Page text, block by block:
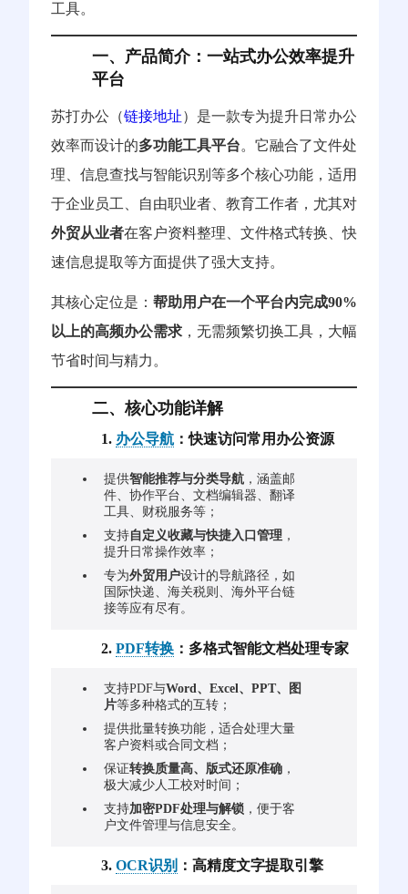
工具。
一、产品简介：一站式办公效率提升
平台
苏打办公（链接地址）是一款专为提升日常办公
效率而设计的多功能工具平台。它融合了文件处
理、信息查找与智能识别等多个核心功能，适用
于企业员工、自由职业者、教育工作者，尤其对
外贸从业者在客户资料整理、文件格式转换、快
速信息提取等方面提供了强大支持。
其核心定位是： 帮助用户在一个平台内完成90%
以上的高频办公需求 ，无需频繁切换工具，大幅
节省时间与精力。
二、核心功能详解
1. 办公导航 ：快速访问常用办公资源
提供智能推荐与分类导航 ，涵盖邮
件、协作平台、文档编辑器、翻译
工具、财税服务等；
支持自定义收藏与快捷入口管理 ，
提升日常操作效率；
专为外贸用户设计的导航路径，如
国际快递、海关税则、海外平台链
接等应有尽有。
2. PDF转换 ：多格式智能文档处理专家
支持PDF与Word、Excel、PPT、图
片等多种格式的互转；
提供批量转换功能，适合处理大量
客户资料或合同文档；
保证转换质量高、版式还原准确 ，
极大减少人工校对时间；
支持加密PDF处理与解锁 ，便于客
户文件管理与信息安全。
3. OCR识别 ：高精度文字提取引擎